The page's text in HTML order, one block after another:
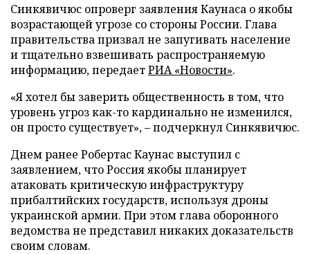
Синкявичюс опроверг заявления Каунаса о якобы
возрастающей угрозе со стороны России. Глава
правительства призвал не запугивать население
и тщательно взвешивать распространяемую
информацию, передаетРИА «Новости».
«Я хотел бы заверить общественность в том, что
уровень угроз как-то кардинально не изменился,
он просто существует», – подчеркнул Синкявичюс.
Днем ранее Робертас Каунас выступил с
заявлением, что Россия якобы планирует
атаковать критическую инфраструктуру
прибалтийских государств, используя дроны
украинской армии. При этом глава оборонного
ведомства не представил никаких доказательств
своим словам.